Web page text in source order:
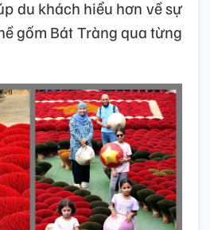
du khách hiểu hơn về sự
gốm Bát Tràng qua từng